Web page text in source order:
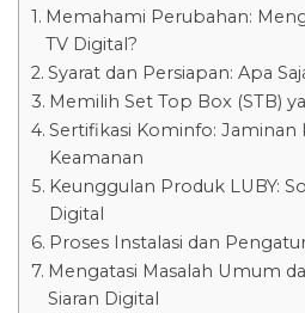
Memahami Perubahan:
TV Digital?
Syarat dan Persiapan: Apa
Memilih Set Top Box (STB)
Sertifikasi Kominfo: Jaminan
Keamanan
Keunggulan Produk LUBY:
Digital
Proses Instalasi dan
Mengatasi Masalah Umum
Siaran Digital